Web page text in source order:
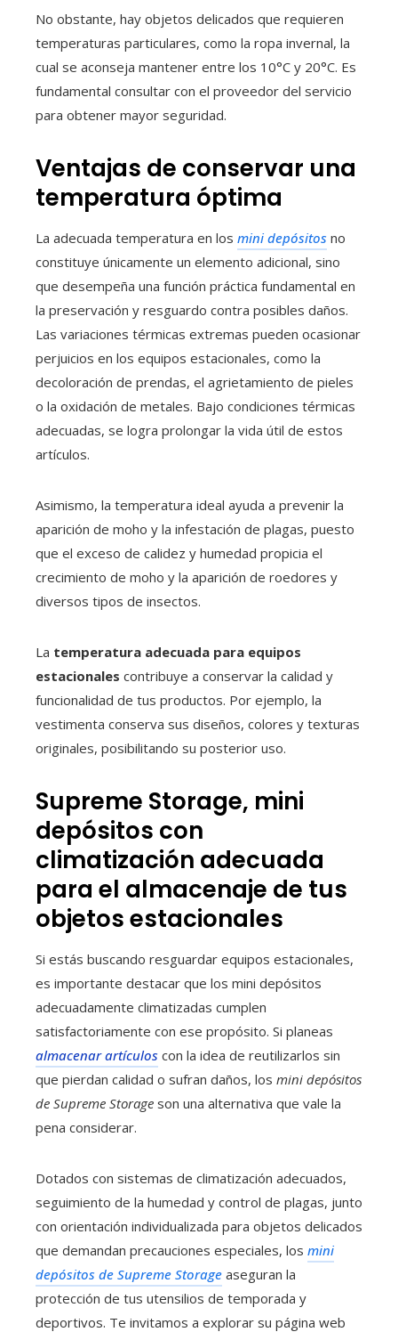
No obstante, hay objetos delicados que requieren
temperaturas particulares, como la ropa invernal, la
cual se aconseja mantener entre los 10°C y 20°C. Es
fundamental consultar con el proveedor del servicio
para obtener mayor seguridad.
Ventajas de conservar una
temperatura óptima
La adecuada temperatura en los mini depósitos no
constituye únicamente un elemento adicional, sino
que desempeña una función práctica fundamental en
la preservación y resguardo contra posibles daños.
Las variaciones térmicas extremas pueden ocasionar
perjuicios en los equipos estacionales, como la
decoloración de prendas, el agrietamiento de pieles
o la oxidación de metales. Bajo condiciones térmicas
adecuadas, se logra prolongar la vida útil de estos
artículos.
Asimismo, la temperatura ideal ayuda a prevenir la
aparición de moho y la infestación de plagas, puesto
que el exceso de calidez y humedad propicia el
crecimiento de moho y la aparición de roedores y
diversos tipos de insectos.
La temperatura adecuada para equipos
estacionales contribuye a conservar la calidad y
funcionalidad de tus productos. Por ejemplo, la
vestimenta conserva sus diseños, colores y texturas
originales, posibilitando su posterior uso.
Supreme Storage, mini
depósitos con
climatización adecuada
para el almacenaje de tus
objetos estacionales
Si estás buscando resguardar equipos estacionales,
es importante destacar que los mini depósitos
adecuadamente climatizadas cumplen
satisfactoriamente con ese propósito. Si planeas
almacenar artículos con la idea de reutilizarlos sin
que pierdan calidad o sufran daños, los mini depósitos
de Supreme Storage son una alternativa que vale la
pena considerar.
Dotados con sistemas de climatización adecuados,
seguimiento de la humedad y control de plagas, junto
con orientación individualizada para objetos delicados
que demandan precauciones especiales, los mini
depósitos de Supreme Storage aseguran la
protección de tus utensilios de temporada y
deportivos. Te invitamos a explorar su página web